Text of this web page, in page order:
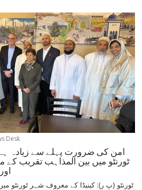
Desk
امن کی ضرورت پہلے سے زیادہ
ٹورنٹو میں بین المذاہب تقریب کے
ٹورنٹو (پ ر): کینیڈا کے معروف شہر ٹورنٹو